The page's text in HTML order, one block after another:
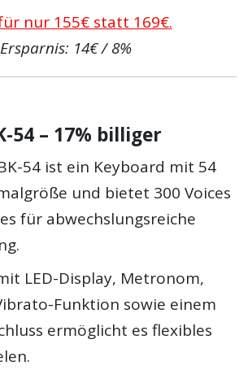
nur 155€ statt 169€.
Ersparnis: 14€ / 8%
54 – 17% billiger
54 ist ein Keyboard mit 54
und bietet 300 Voices
für abwechslungsreiche
LED-Display, Metronom,
Funktion sowie einem
ermöglicht es flexibles